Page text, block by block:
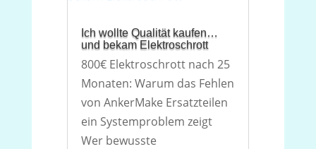
Ich wollte Qualität kaufen…
und bekam Elektroschrott
800€ Elektroschrott nach 25
Monaten: Warum das Fehlen
von AnkerMake Ersatzteilen
ein Systemproblem zeigt
Wer bewusste